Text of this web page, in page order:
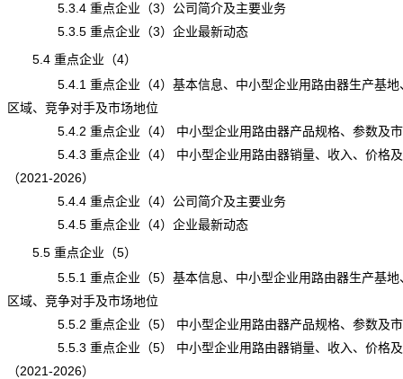
5.3.4 重点企业（3）公司简介及主要业务
5.3.5 重点企业（3）企业最新动态
5.4 重点企业（4）
5.4.1 重点企业（4）基本信息、中小型企业用路由器生产基地
区域、竞争对手及市场地位
5.4.2 重点企业（4） 中小型企业用路由器产品规格、参数及市
5.4.3 重点企业（4） 中小型企业用路由器销量、收入、价格及
（2021-2026）
5.4.4 重点企业（4）公司简介及主要业务
5.4.5 重点企业（4）企业最新动态
5.5 重点企业（5）
5.5.1 重点企业（5）基本信息、中小型企业用路由器生产基地
区域、竞争对手及市场地位
5.5.2 重点企业（5） 中小型企业用路由器产品规格、参数及市
5.5.3 重点企业（5） 中小型企业用路由器销量、收入、价格及
（2021-2026）